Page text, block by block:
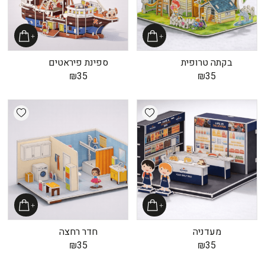
בקתה טרופית
₪35
ספינת פיראטים
₪35
Add wishlist
מעדניה
₪35
חדר רחצה
₪35